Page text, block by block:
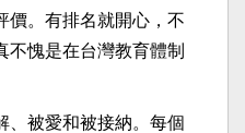
價。有排名就開心，不
不愧是在台灣教育體制
、被愛和被接納。每個